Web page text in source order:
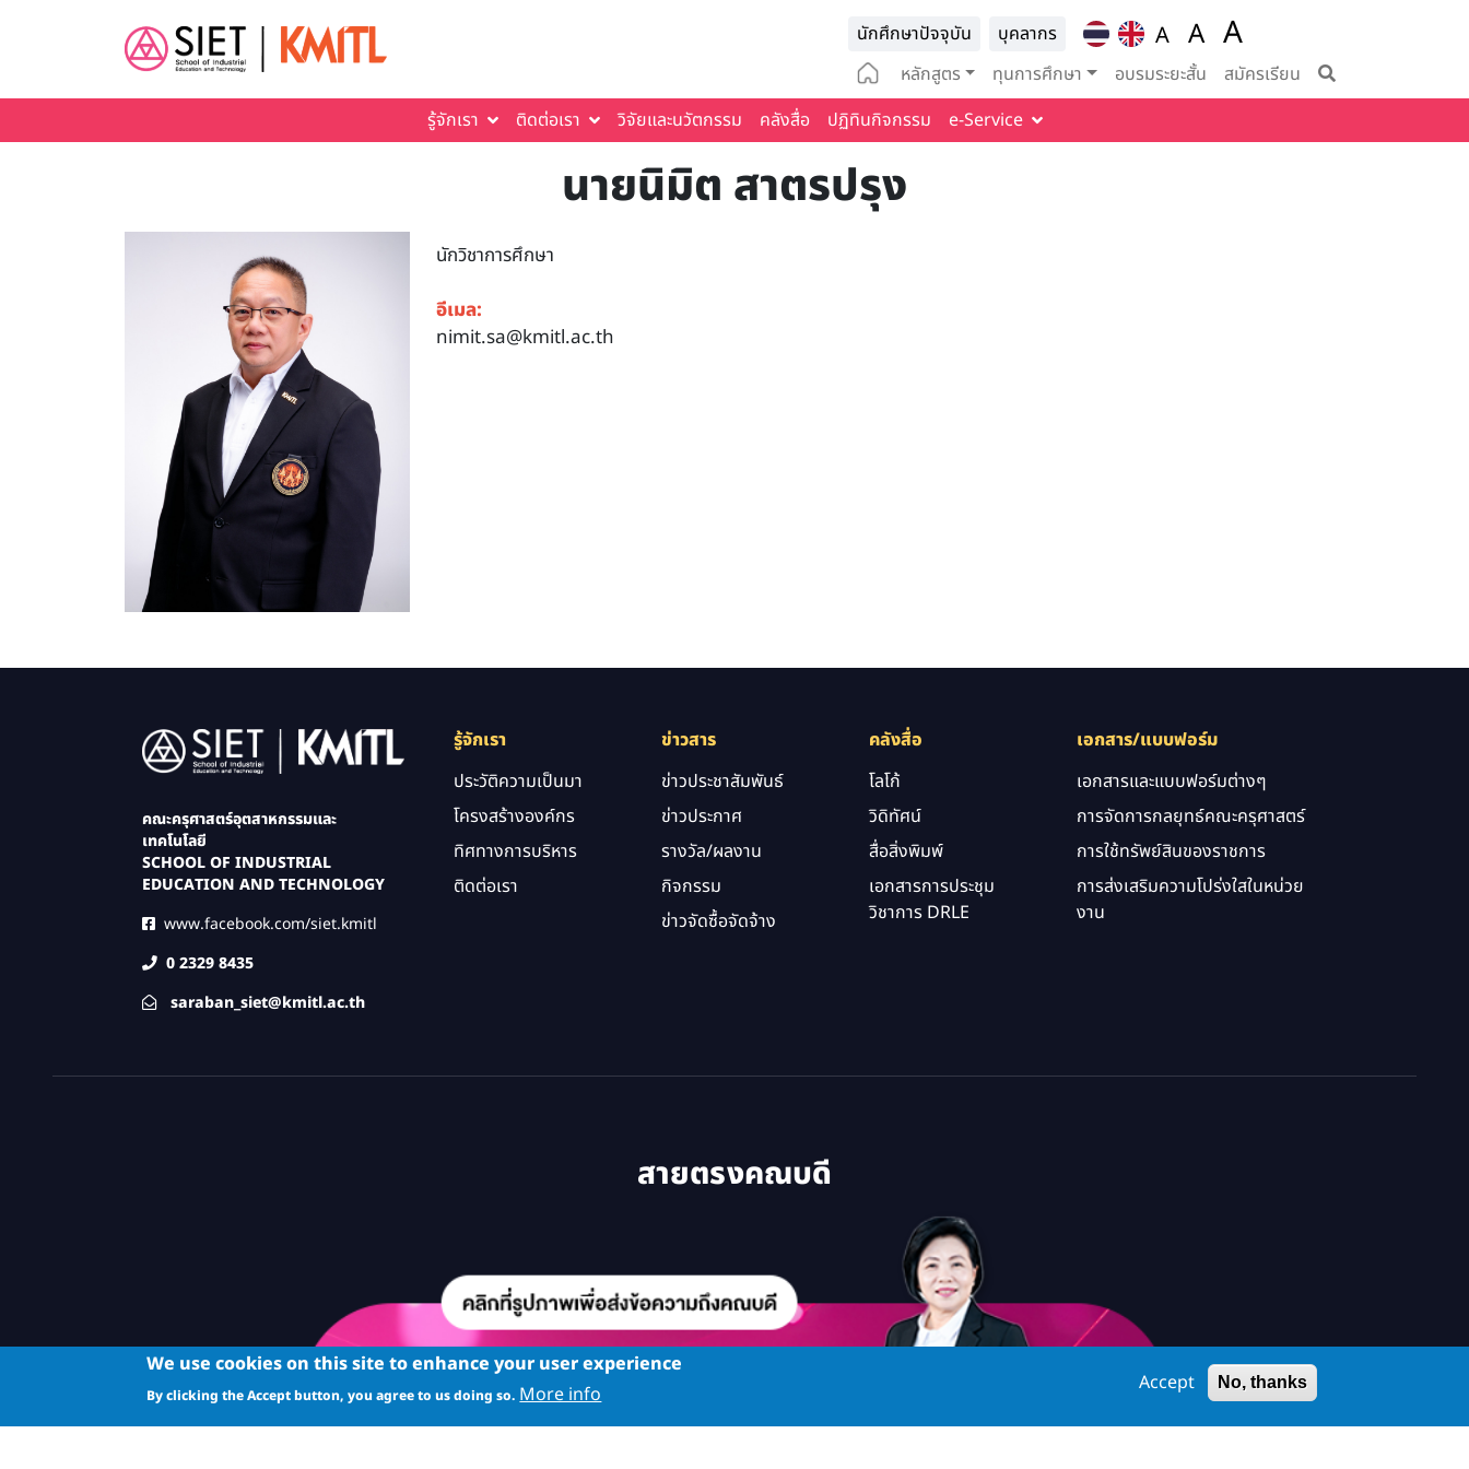
Infomation for
นักศึกษาปัจจุบัน บุคลากร
A
Set font size to 100%
A
Set font size to 125%
A
Set font size to
Main navigation
หลักสูตร ทุนการศึกษา อบรมระยะสั้น
สมัครเรียน
รู้จักเรา
ติดต่อเรา วิจัยและนวัตกรรม คลังสื่อ ปฏิทินกิจกรรม e-Service
นายนิมิต สาตรปรุง
นักวิชาการศึกษา
อีเมล:
nimit.sa@kmitl.ac.th
Image
คณะครุศาสตร์อุตสาหกรรมและ
เทคโนโลยี
SCHOOL OF INDUSTRIAL
EDUCATION AND TECHNOLOGY
www.facebook.com/siet.kmitl
0 2329 8435
saraban_siet@kmitl.ac.th
รู้จักเรา
ประวัติความเป็นมา
โครงสร้างองค์กร
ทิศทางการบริหาร
ติดต่อเรา
ข่าวสาร
ข่าวประชาสัมพันธ์
ข่าวประกาศ
รางวัล/ผลงาน
กิจกรรม
ข่าวจัดซื้อจัดจ้าง
คลังสื่อ
โลโก้
วิดิทัศน์
สื่อสิ่งพิมพ์
เอกสารการประชุม
วิชาการ DRLE
เอกสาร/แบบฟอร์ม
เอกสารและแบบฟอร์มต่างๆ
การจัดการกลยุทธ์คณะครุศาสตร์
การใช้ทรัพย์สินของราชการ
การส่งเสริมความโปร่งใสในหน่วย
งาน
สายตรงคณบดี
We use cookies on this site to enhance your user experience
By clicking the Accept button, you agree to us doing so. More info Accept No, thanks